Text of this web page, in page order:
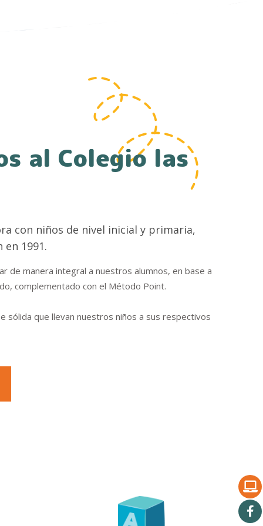
al Colegio las
con niños de nivel inicial y primaria,
1991.
de manera integral a nuestros alumnos, en base a
complementado con el Método Point.
sólida que llevan nuestros niños a sus respectivos